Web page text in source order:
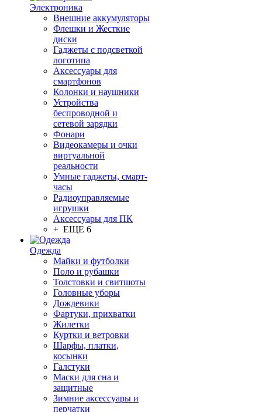
Электроника
Внешние аккумуляторы
Флешки и Жесткие
диски
Гаджеты с подсветкой
логотипа
Аксессуары для
смартфонов
Колонки и наушники
Устройства
беспроводной и
сетевой зарядки
Фонари
Видеокамеры и очки
виртуальной
реальности
Умные гаджеты, смарт-
часы
Радиоуправляемые
игрушки
Аксессуары для ПК
+ ЕЩЕ 6
Одежда
Майки и футболки
Поло и рубашки
Толстовки и свитшоты
Головные уборы
Дождевики
Фартуки, прихватки
Жилетки
Куртки и ветровки
Шарфы, платки,
косынки
Галстуки
Маски для сна и
защитные
Зимние аксессуары и
перчатки